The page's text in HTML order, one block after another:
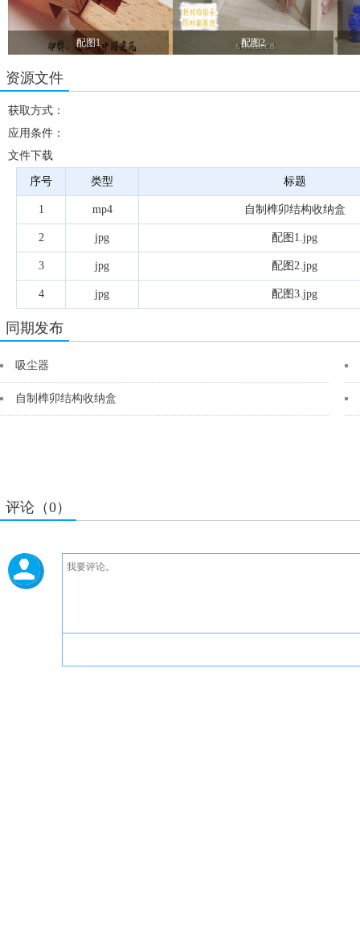
配图1 配图2
资源文件
获取方式：
应用条件：
文件下载
序号 类型 标题
1 mp4 自制榫卯结构收纳盒
2 jpg 配图1.jpg
3 jpg 配图2.jpg
4 jpg 配图3.jpg
同期发布
吸尘器
自制榫卯结构收纳盒
评论（0）